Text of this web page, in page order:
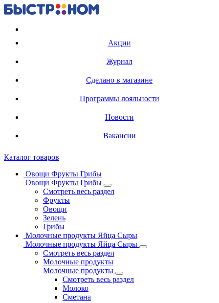
Акции
Журнал
Сделано в магазине
Программы лояльности
Новости
Вакансии
Каталог товаров
Овощи Фрукты Грибы
Овощи Фрукты Грибы
Смотреть весь раздел
Фрукты
Овощи
Зелень
Грибы
Молочные продукты Яйца Сыры
Молочные продукты Яйца Сыры
Смотреть весь раздел
Молочные продукты
Молочные продукты
Смотреть весь раздел
Молоко
Сметана